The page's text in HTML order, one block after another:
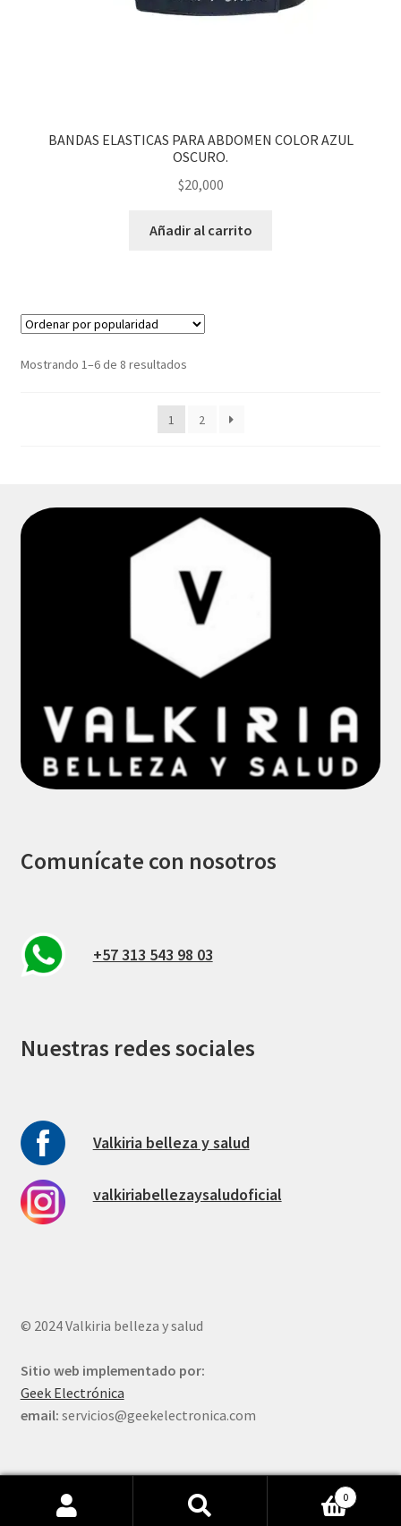
BANDAS ELASTICAS PARA ABDOMEN COLOR AZUL
OSCURO.
$20,000
Añadir al carrito
Mostrando 1–6 de 8 resultadosSorted
1
2
Comunícate con nosotros
+57 313 543 98 03
Nuestras redes sociales
Valkiria belleza y salud
valkiriabellezaysaludoficial
© 2024 Valkiria belleza y salud
Sitio web implementado por:
Geek Electrónica
email: servicios@geekelectronica.com
0